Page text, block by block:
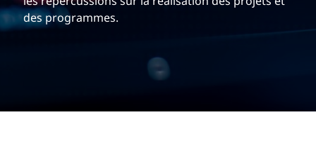
des programmes.